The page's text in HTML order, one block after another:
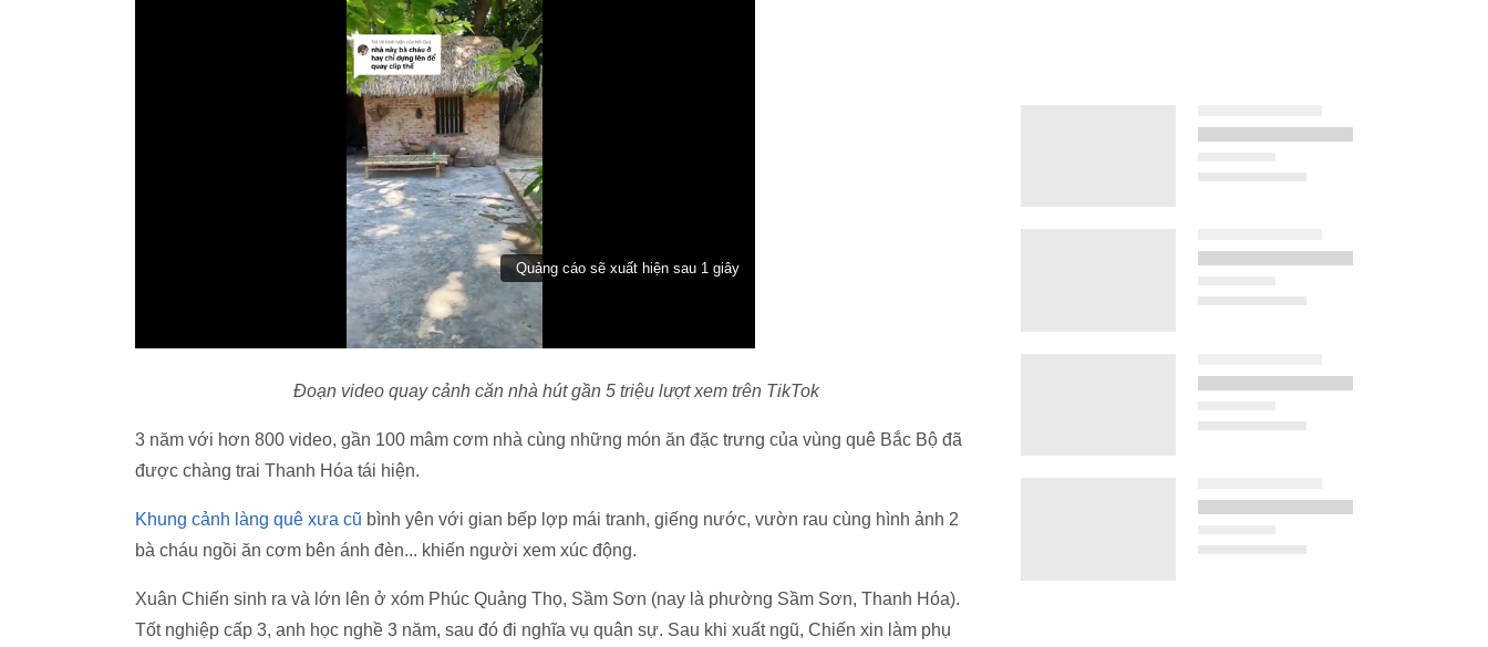
Đoạn video quay cảnh căn nhà hút gần 5 triệu lượt xem trên TikTok
3 năm với hơn 800 video, gần 100 mâm cơm nhà cùng những món ăn đặc trưng của vùng quê Bắc Bộ đã
được chàng trai Thanh Hóa tái hiện.
Khung cảnh làng quê xưa cũ bình yên với gian bếp lợp mái tranh, giếng nước, vườn rau cùng hình ảnh 2
bà cháu ngồi ăn cơm bên ánh đèn... khiến người xem xúc động.
Xuân Chiến sinh ra và lớn lên ở xóm Phúc Quảng Thọ, Sầm Sơn (nay là phường Sầm Sơn, Thanh Hóa).
Tốt nghiệp cấp 3, anh học nghề 3 năm, sau đó đi nghĩa vụ quân sự. Sau khi xuất ngũ, Chiến xin làm phụ